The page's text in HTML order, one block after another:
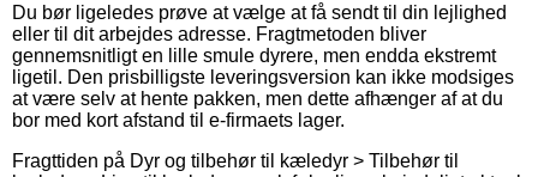
Du bør ligeledes prøve at vælge at få sendt til din lejlighed
eller til dit arbejdes adresse. Fragtmetoden bliver
gennemsnitligt en lille smule dyrere, men endda ekstremt
ligetil. Den prisbilligste leveringsversion kan ikke modsiges
at være selv at hente pakken, men dette afhænger af at du
bor med kort afstand til e-firmaets lager.
Fragttiden på Dyr og tilbehør til kæledyr > Tilbehør til